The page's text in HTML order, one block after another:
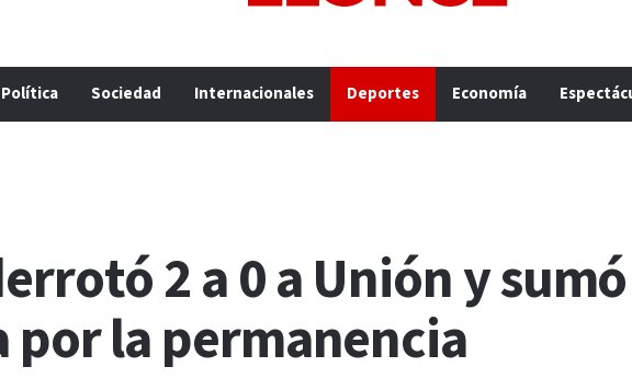
Política Sociedad Internacionales Deportes Economía
2 a 0 a Unión y
por la permanencia